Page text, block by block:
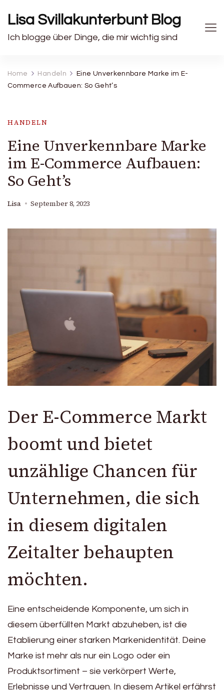
Lisa Svillakunterbunt Blog
Ich blogge über Dinge, die mir wichtig sind
Home Handeln
Eine Unverkennbare Marke im E-
Commerce Aufbauen: So Geht’s
HANDELN
Eine Unverkennbare Marke
im E-Commerce Aufbauen:
So Geht’s
Lisa September 8, 2023
Der E-Commerce Markt
boomt und bietet
unzählige Chancen für
Unternehmen, die sich
in diesem digitalen
Zeitalter behaupten
möchten.
Eine entscheidende Komponente, um sich in
diesem überfüllten Markt abzuheben, ist die
Etablierung einer starken Markenidentität. Deine
Marke ist mehr als nur ein Logo oder ein
Produktsortiment – sie verkörpert Werte,
Erlebnisse und Vertrauen. In diesem Artikel erfährst